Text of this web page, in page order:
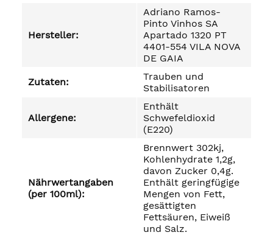
Hersteller:
Adriano Ramos-
Pinto Vinhos SA
Apartado 1320 PT
4401-554 VILA NOVA
DE GAIA
Zutaten:
Trauben und
Stabilisatoren
Allergene:
Enthält
Schwefeldioxid
(E220)
Nährwertangaben
(per 100ml):
Brennwert 302kj,
Kohlenhydrate 1,2g,
davon Zucker 0,4g.
Enthält geringfügige
Mengen von Fett,
gesättigten
Fettsäuren, Eiweiß
und Salz.